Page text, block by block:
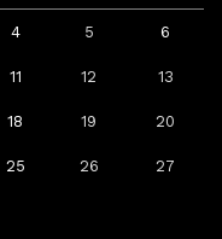
4 5 6
11 12 13
18 19 20
25 26 27